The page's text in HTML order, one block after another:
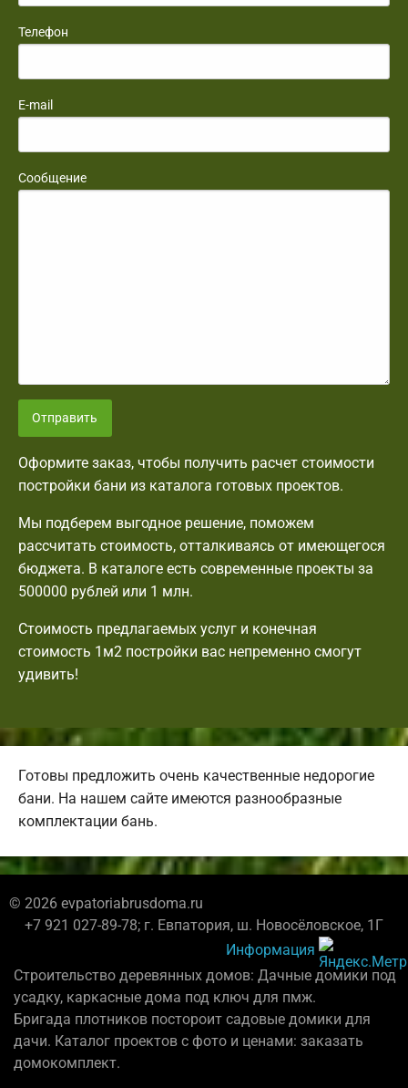
Телефон
E-mail
Сообщение
Отправить
Оформите заказ, чтобы получить расчет стоимости
постройки бани из каталога готовых проектов.
Мы подберем выгодное решение, поможем
рассчитать стоимость, отталкиваясь от имеющегося
бюджета. В каталоге есть современные проекты за
500000 рублей или 1 млн.
Стоимость предлагаемых услуг и конечная
стоимость 1м2 постройки вас непременно смогут
удивить!
Готовы предложить очень качественные недорогие
бани. На нашем сайте имеются разнообразные
комплектации бань.
© 2026 evpatoriabrusdoma.ru
+7 921 027-89-78; г. Евпатория, ш. Новосёловское, 1Г
Информация
Строительство деревянных домов: Дачные домики под
усадку, каркасные дома под ключ для пмж.
Бригада плотников постороит садовые домики для
дачи. Каталог проектов с фото и ценами: заказать
домокомплект.